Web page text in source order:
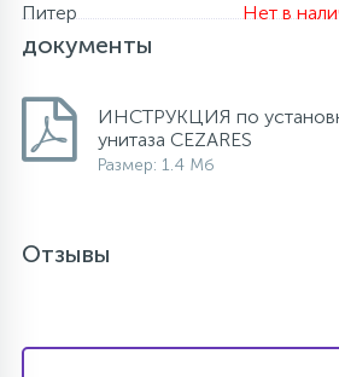
Питер
Нет в
документы
ИНСТРУКЦИЯ по
унитаза CEZARES
Размер: 1.4 Мб
Отзывы